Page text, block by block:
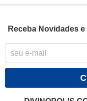
Receba Novidades